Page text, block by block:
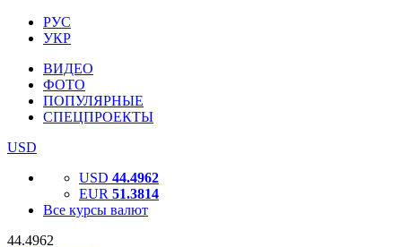
РУС
УКР
ВИДЕО
ФОТО
ПОПУЛЯРНЫЕ
СПЕЦПРОЕКТЫ
USD
USD 44.4962
EUR 51.3814
Все курсы валют
44.4962